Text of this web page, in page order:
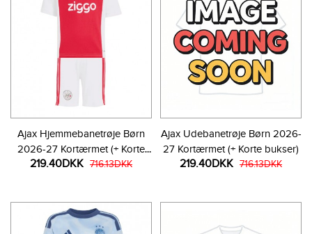
Ajax Hjemmebanetrøje Børn
2026-27 Kortærmet (+ Korte
bukser)
219.40DKK 716.13DKK
Ajax Udebanetrøje Børn 2026-
27 Kortærmet (+ Korte bukser)
219.40DKK 716.13DKK